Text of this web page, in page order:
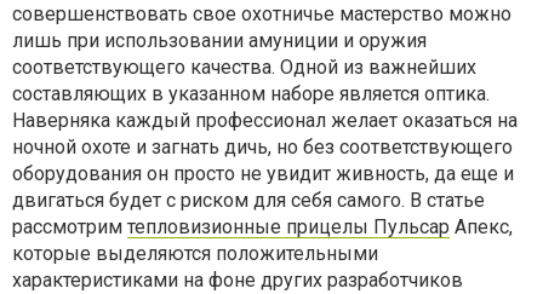
совершенствовать свое охотничье мастерство можно
лишь при использовании амуниции и оружия
соответствующего качества. Одной из важнейших
составляющих в указанном наборе является оптика.
Наверняка каждый профессионал желает оказаться на
ночной охоте и загнать дичь, но без соответствующего
оборудования он просто не увидит живность, да еще и
двигаться будет с риском для себя самого. В статье
рассмотрим тепловизионные прицелы Пульсар Апекс,
которые выделяются положительными
характеристиками на фоне других разработчиков